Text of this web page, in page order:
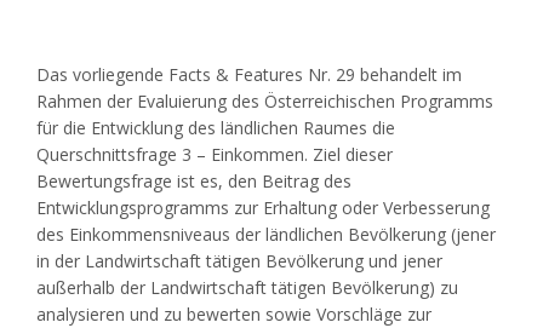
Das vorliegende Facts & Features Nr. 29 behandelt im
Rahmen der Evaluierung des Österreichischen Programms
für die Entwicklung des ländlichen Raumes die
Querschnittsfrage 3 – Einkommen. Ziel dieser
Bewertungsfrage ist es, den Beitrag des
Entwicklungsprogramms zur Erhaltung oder Verbesserung
des Einkommensniveaus der ländlichen Bevölkerung (jener
in der Landwirtschaft tätigen Bevölkerung und jener
außerhalb der Landwirtschaft tätigen Bevölkerung) zu
analysieren und zu bewerten sowie Vorschläge zur